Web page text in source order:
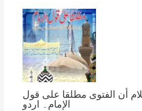
أن الفتوى مطلقا على قول
الإمام۔ اردو